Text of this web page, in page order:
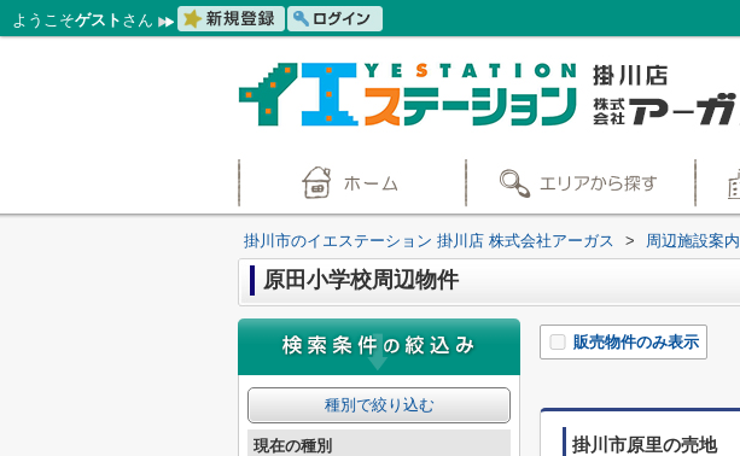
ようこそゲスト さん
掛川市のイエステーション 掛川店 株式会社アーガス > 周辺施設案内
原田小学校周辺物件
販売物件のみ表示
掛川市原里の売地
種別で絞り込む
現在の種別